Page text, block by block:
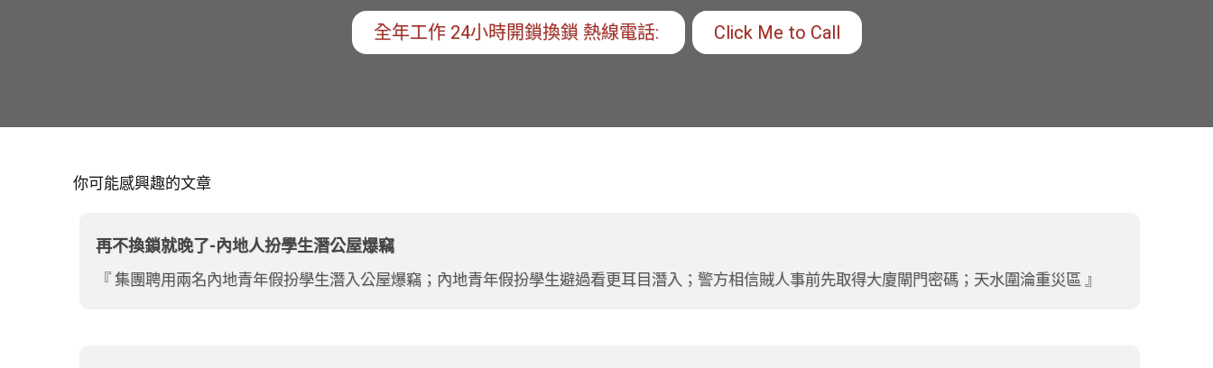
全年工作 24小時開鎖換鎖 熱線電話: Click Me to Call
你可能感興趣的文章
再不換鎖就晚了-內地人扮學生潛公屋爆竊
集團聘用兩名內地青年假扮學生潛入公屋爆竊；內地青年假扮學生避過看更耳目潛入；警方相信賊人事前先取得大廈閘門密碼；天水圍淪重災區